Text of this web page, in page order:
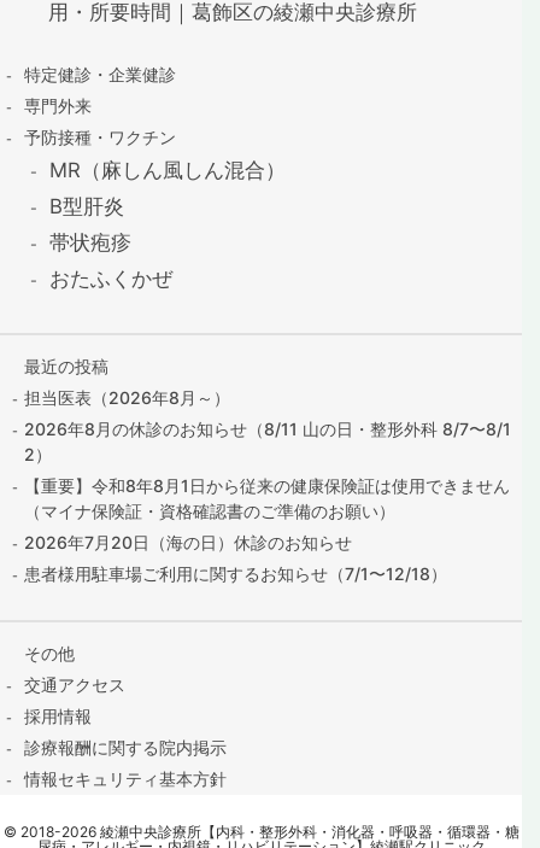
用・所要時間｜葛飾区の綾瀬中央診療所
特定健診・企業健診
専門外来
予防接種・ワクチン
MR（麻しん風しん混合）
B型肝炎
帯状疱疹
おたふくかぜ
最近の投稿
担当医表（2026年8月～）
2026年8月の休診のお知らせ（8/11 山の日・整形外科 8/7〜8/1
2）
【重要】令和8年8月1日から従来の健康保険証は使用できません
（マイナ保険証・資格確認書のご準備のお願い）
2026年7月20日（海の日）休診のお知らせ
患者様用駐車場ご利用に関するお知らせ（7/1〜12/18）
その他
交通アクセス
採用情報
診療報酬に関する院内掲示
情報セキュリティ基本方針
contact@ayase-med.com
© 2018-2026 綾瀬中央診療所【内科・整形外科・消化器・呼吸器・循環器・糖